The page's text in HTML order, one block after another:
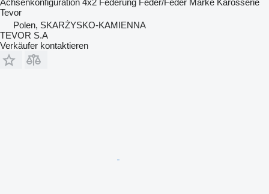
Achsenkonfiguration 4x2 Federung Feder/Feder Marke Karosserie
Tevor
Polen, SKARŻYSKO-KAMIENNA
TEVOR S.A
Verkäufer kontaktieren